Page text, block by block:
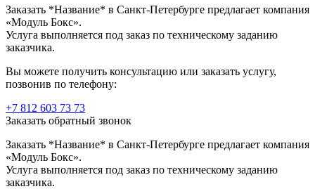
Заказать *Название* в Санкт-Петербурге предлагает компания
«Модуль Бокс».
Услуга выполняется под заказ по техническому заданию
заказчика.
Вы можете получить консультацию или заказать услугу,
позвонив по телефону:
+7 812 603 73 73
Заказать обратный звонок
Заказать *Название* в Санкт-Петербурге предлагает компания
«Модуль Бокс».
Услуга выполняется под заказ по техническому заданию
заказчика.